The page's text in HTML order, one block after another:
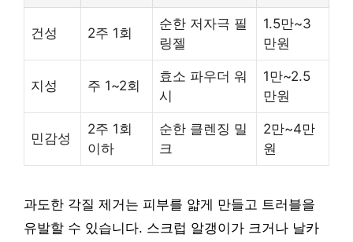
건성 2주 1회
순한 저자극 필
링젤
1.5만~3
만원
지성 주 1~2회
효소 파우더 워
시
1만~2.5
만원
민감성
2주 1회
이하
순한 클렌징 밀
크
2만~4만
원
과도한 각질 제거는 피부를 얇게 만들고 트러블을
유발할 수 있습니다. 스크럽 알갱이가 크거나 날카